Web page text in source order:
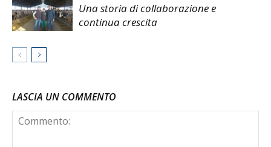
Una storia di collaborazione e
continua crescita
LASCIA UN COMMENTO